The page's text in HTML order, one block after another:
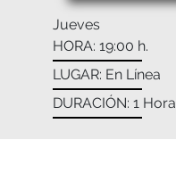
Jueves
HORA: 19:00 h.
LUGAR: En Línea
DURACIÓN: 1 Hora